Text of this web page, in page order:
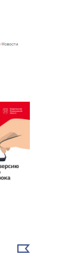
Выбрать